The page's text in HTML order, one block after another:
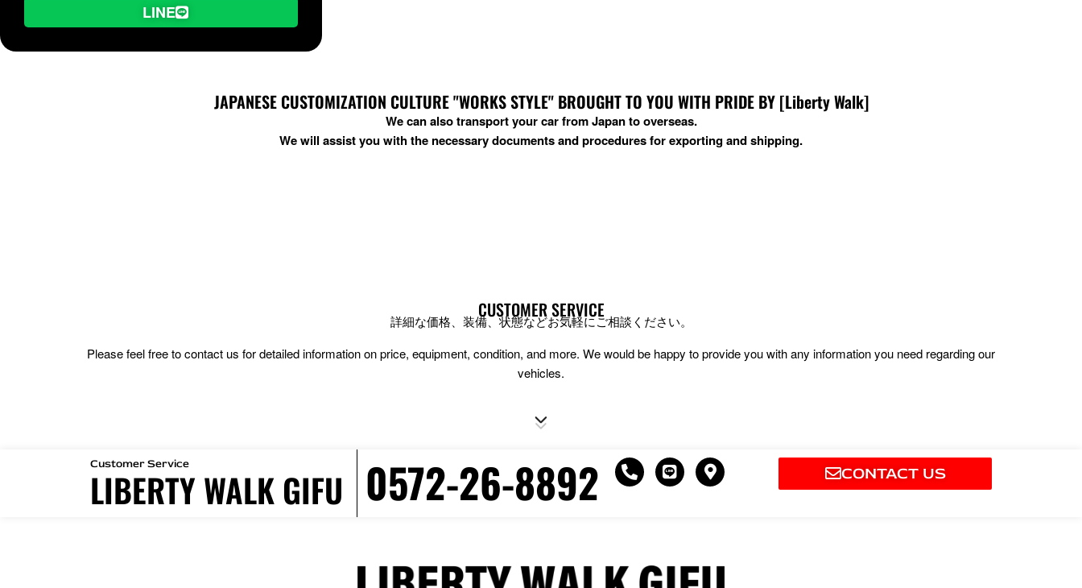
LINE
JAPANESE CUSTOMIZATION CULTURE "WORKS STYLE" BROUGHT TO YOU WITH PRIDE BY [Liberty Walk]
We can also transport your car from Japan to overseas.
We will assist you with the necessary documents and procedures for exporting and shipping.
CUSTOMER SERVICE
詳細な価格、装備、状態などお気軽にご相談ください。
Please feel free to contact us for detailed information on price, equipment, condition, and more. We would be happy to provide you with any information you need regarding our
vehicles.
Customer Service
LIBERTY WALK GIFU 0572-26-8892 P
h
a
L
i
M
a
r
CONTACT US